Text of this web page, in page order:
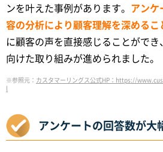
ンを叶えた事例があります。 アンケ
容の分析により顧客理解を深める
に顧客の声を直接感じることがで
向けた取り組みが進められました。
※参照元： カスタマーリングス公式HP：https://
l
アンケートの回答数が大